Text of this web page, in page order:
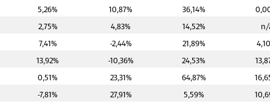
5,26%
2,75%
7,41%
13,92%
0,51%
-7,81%
10,87%
4,83%
-2,44%
-10,36%
23,31%
27,91%
36,14%
14,52%
21,89%
24,53%
64,87%
5,59%
n/